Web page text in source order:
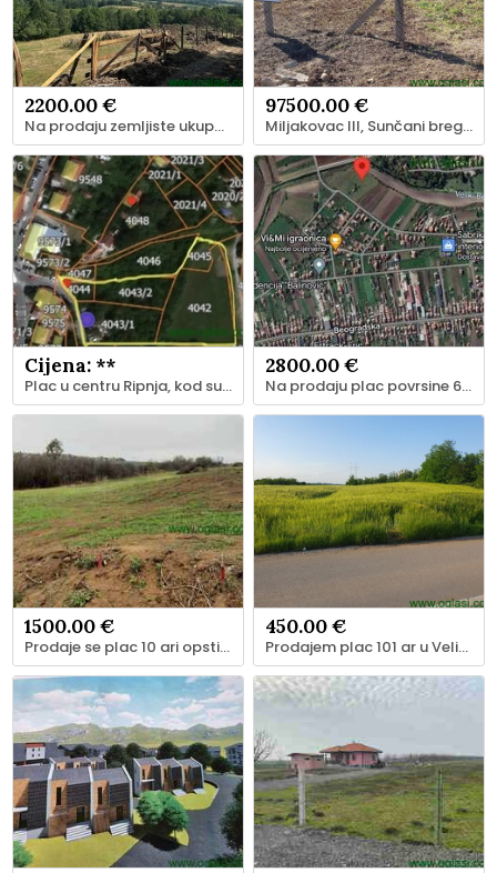
2200.00 €
Na prodaju zemljiste ukupne povrsine 80 ari, Tometino polje - Divčibare
97500.00 €
Miljakovac III, Sunčani breg, 580 m2 + 1/6 suvlasništvo puta
Cijena: **
Plac u centru Ripnja, kod supermarketa MAXI
2800.00 €
Na prodaju plac povrsine 64 ara, Ugrinovci
1500.00 €
Prodaje se plac 10 ari opstina Čukarica, mesto Velika Moštanica
450.00 €
Prodajem plac 101 ar u Velikoj Moštanici opština Čukarica 15min od Beograda